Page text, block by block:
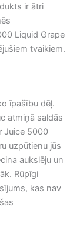
ir ātri
Liquid Grape
tvaikiem.
īpašību dēļ.
atmiņā saldās
Juice 5000
uzpūtienu jūs
aukslēju un
Rūpīgi
kas nav